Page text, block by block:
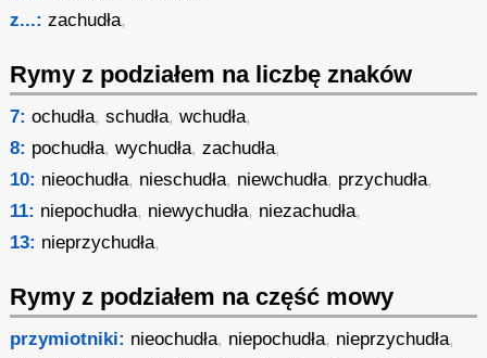
z...: zachudła,
Rymy z podziałem na liczbę znaków
7: ochudła,schudła,wchudła,
8: pochudła,wychudła,zachudła,
10: nieochudła, nieschudła, niewchudła, przychudła,
11: niepochudła, niewychudła, niezachudła,
13: nieprzychudła,
Rymy z podziałem na część mowy
przymiotniki: nieochudła, niepochudła, nieprzychudła,